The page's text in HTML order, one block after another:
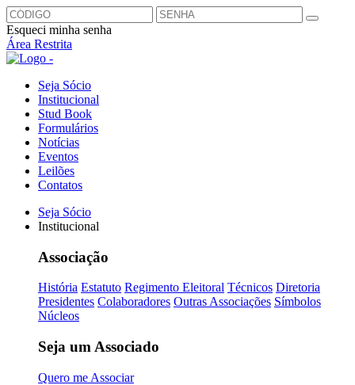
Esqueci minha senha
Área Restrita
Seja Sócio
Institucional
Stud Book
Formulários
Notícias
Eventos
Leilões
Contatos
Seja Sócio
Institucional
Associação
História Estatuto Regimento Eleitoral Técnicos Diretoria
Presidentes Colaboradores Outras Associações Símbolos
Núcleos
Seja um Associado
Quero me Associar